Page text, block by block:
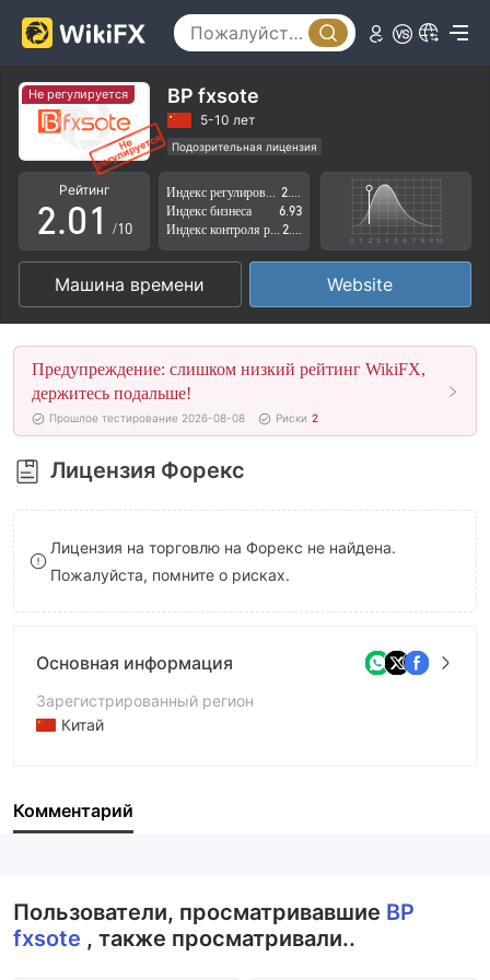
Не регулируется BP fxsote
5-10 лет
Подозрительная лицензия
Регион деятельности подозрителен
Высокие потенциальные риски
Рейтинг
0
1
2
3
4
5
6
7
8
9
.0
1
2
3
4
5
6
7
8
9
0
1
2
3
4
5
6
7
8
9
/10
Индекс бизнеса
6.93
Машина времени Website
Предупреждение: слишком низкий рейтинг WikiFX,
держитесь подальше!
Прошлое тестирование 2026-08-08 Риски 2
Лицензия Форекс
Лицензия на торговлю на Форекс не найдена.
Пожалуйста, помните о рисках.
Основная информация
Зарегистрированный регион
Китай
Компания
Комментарий
Пользователи, просматривавшие BP
fxsote , также просматривали..